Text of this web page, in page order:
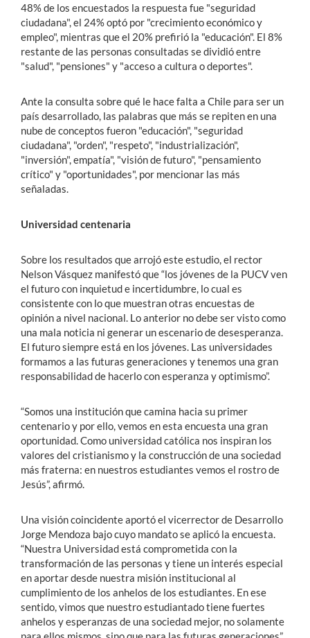
48% de los encuestados la respuesta fue "seguridad
ciudadana", el 24% optó por "crecimiento económico y
empleo", mientras que el 20% prefirió la "educación". El 8%
restante de las personas consultadas se dividió entre
"salud", "pensiones" y "acceso a cultura o deportes".
Ante la consulta sobre qué le hace falta a Chile para ser un
país desarrollado, las palabras que más se repiten en una
nube de conceptos fueron "educación", "seguridad
ciudadana", "orden", "respeto", "industrialización",
"inversión", empatía", "visión de futuro", "pensamiento
crítico" y "oportunidades", por mencionar las más
señaladas.
Universidad centenaria
Sobre los resultados que arrojó este estudio, el rector
Nelson Vásquez manifestó que “los jóvenes de la PUCV ven
el futuro con inquietud e incertidumbre, lo cual es
consistente con lo que muestran otras encuestas de
opinión a nivel nacional. Lo anterior no debe ser visto como
una mala noticia ni generar un escenario de desesperanza.
El futuro siempre está en los jóvenes. Las universidades
formamos a las futuras generaciones y tenemos una gran
responsabilidad de hacerlo con esperanza y optimismo”.
“Somos una institución que camina hacia su primer
centenario y por ello, vemos en esta encuesta una gran
oportunidad. Como universidad católica nos inspiran los
valores del cristianismo y la construcción de una sociedad
más fraterna: en nuestros estudiantes vemos el rostro de
Jesús”, afirmó.
Una visión coincidente aportó el vicerrector de Desarrollo
Jorge Mendoza bajo cuyo mandato se aplicó la encuesta.
“Nuestra Universidad está comprometida con la
transformación de las personas y tiene un interés especial
en aportar desde nuestra misión institucional al
cumplimiento de los anhelos de los estudiantes. En ese
sentido, vimos que nuestro estudiantado tiene fuertes
anhelos y esperanzas de una sociedad mejor, no solamente